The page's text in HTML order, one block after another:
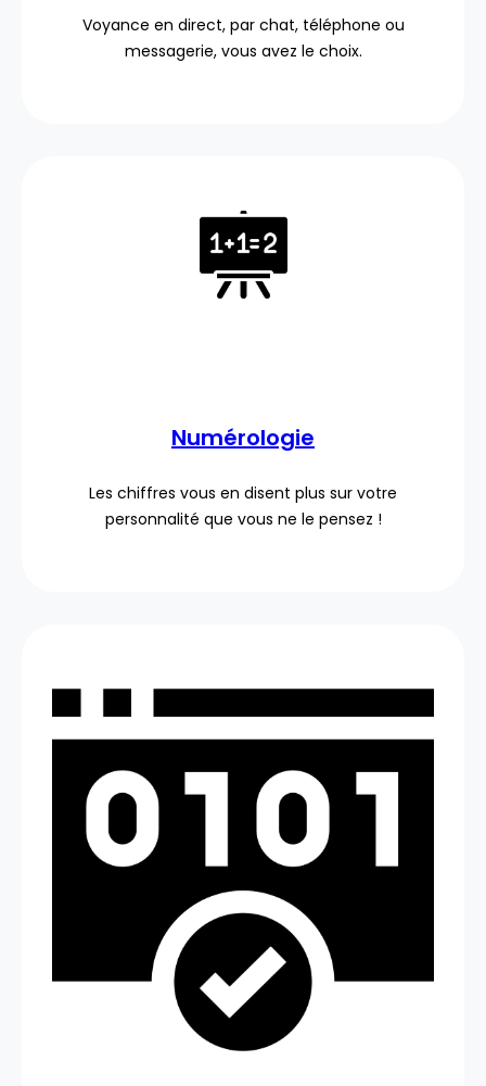
Voyance en direct, par chat, téléphone ou
messagerie, vous avez le choix.
Numérologie
Les chiffres vous en disent plus sur votre
personnalité que vous ne le pensez !